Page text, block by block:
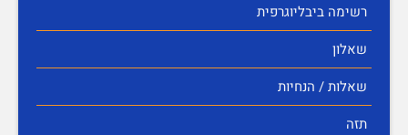
רשימה ביבליוגרפית
שאלון
שאלות / הנחיות
תזה